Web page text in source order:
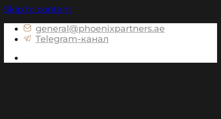
Skip to content
general@phoenixpartners.ae
Telegram-канал